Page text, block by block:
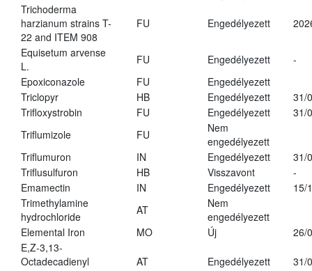
Trichoderma
harzianum strains T-
22 and ITEM 908
FU Engedélyezett
Equisetum arvense
L.
FU Engedélyezett
-
Epoxiconazole
FU
Engedélyezett
Triclopyr
HB Engedélyezett
31/
Trifloxystrobin
FU Engedélyezett
31/
Triflumizole
FU
Nem
engedélyezett
Triflumuron
IN Engedélyezett
31/
Triflusulfuron
HB Visszavont
-
Emamectin
IN Engedélyezett
15/
Trimethylamine
hydrochloride
AT
Nem
engedélyezett
Elemental Iron
MO Új
26/
E,Z-3,13-
Octadecadienyl
AT Engedélyezett 31/